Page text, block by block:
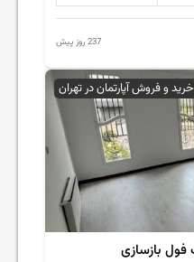
237 روز پیش
خرید و فروش آپارتمان در تهران